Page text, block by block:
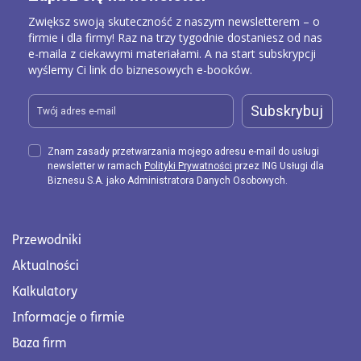
Przewodniki
Aktualności
Kalkulatory
Informacje o firmie
Baza firm
Zwiększ swoją skuteczność z naszym newsletterem – o
firmie i dla firmy! Raz na trzy tygodnie dostaniesz od nas
e-maila z ciekawymi materiałami. A na start subskrypcji
wyślemy Ci link do biznesowych e-booków.
Subskrybuj
Znam zasady przetwarzania mojego adresu e-mail do usługi
newsletter w ramach Polityki Prywatności przez ING Usługi dla
Biznesu S.A. jako Administratora Danych Osobowych.